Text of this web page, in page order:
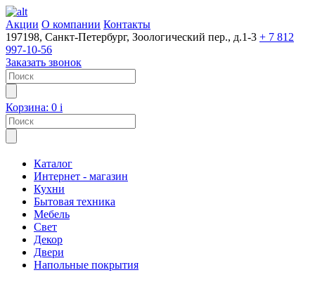
Акции О компании Контакты
197198, Санкт-Петербург, Зоологический пер., д.1-3 + 7 812
997-10-56
Заказать звонок
Корзина: 0 i
Каталог
Интернет - магазин
Кухни
Бытовая техника
Мебель
Свет
Декор
Двери
Напольные покрытия